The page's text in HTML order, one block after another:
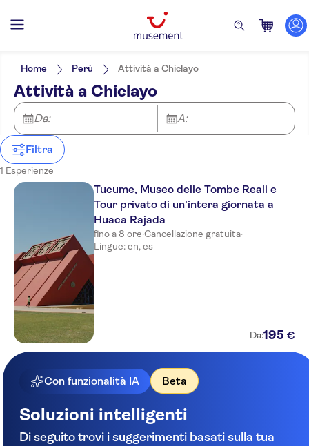
Filtri Filtra per prezzo (Adulto)
NO-PICKUP
Opzioni biglietto
Ingresso incluso
Visita guidata
Pasti inclusi
Voucher elettronico
Cancellazione gratuita
Conferma istantanea
Attrazioni e tour guidati
Lingua dell'attività
Home Perù Attività a Chiclayo
Attività a Chiclayo
Da: A:
Filtra
1 Esperienze
Tucume, Museo delle Tombe Reali e
Tour privato di un'intera giornata a
Huaca Rajada
fino a 8 ore·Cancellazione gratuita·
Lingue: en, es
Da:195 €
Con funzionalità IA Beta
Soluzioni intelligenti
Di seguito trovi i suggerimenti basati sulla tua